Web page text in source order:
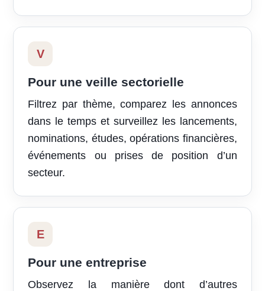
V
Pour une veille sectorielle
Filtrez par thème, comparez les annonces
dans le temps et surveillez les lancements,
nominations, études, opérations financières,
événements ou prises de position d’un
secteur.
E
Pour une entreprise
Observez la manière dont d’autres